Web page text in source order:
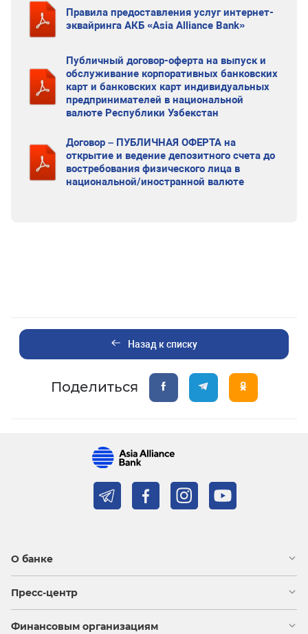
Правила предоставления услуг интернет-
эквайринга АКБ «Asia Alliance Bank»
Публичный договор-оферта на выпуск и
обслуживание корпоративных банковских
карт и банковских карт индивидуальных
предпринимателей в национальной
валюте Республики Узбекстан
Договор – ПУБЛИЧНАЯ ОФЕРТА на
открытие и ведение депозитного счета до
востребования физического лица в
национальной/иностранной валюте
Назад к списку
Поделиться
О банке
Пресс-центр
Финансовым организациям